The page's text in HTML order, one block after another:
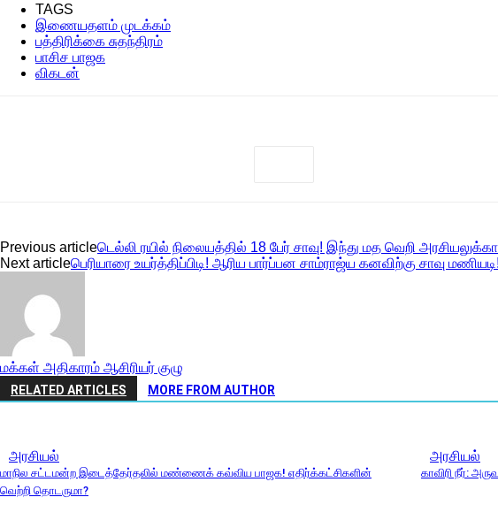
TAGS
இணையதளம் முடக்கம்
பத்திரிக்கை சுதந்திரம்
பாசிச பாஜக
விகடன்
Previous articleடெல்லி ரயில் நிலையத்தில் 18 பேர் சாவு! இந்து மத வெறி
Next articleபெரியாரை உயர்த்திப்பிடி! ஆரிய பார்ப்பன சாம்ராஜ்ய கனவிற்கு சாவு மணியடி!
மக்கள் அதிகாரம் ஆசிரியர் குழு
RELATED ARTICLES MORE FROM AUTHOR
அரசியல்
மாநில சட்டமன்ற இடைத்தேர்தலில் மண்ணைக் கவ்விய பாஜக! எதிர்க்கட்சிகளின்
வெற்றி தொடருமா?
அரசியல்
காவிரி நீர்: